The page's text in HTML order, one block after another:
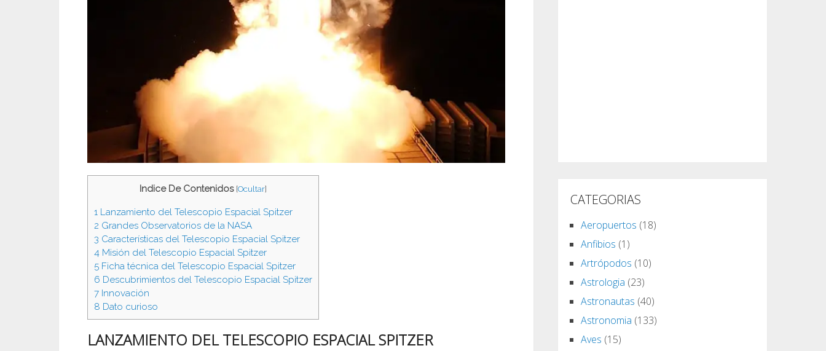
Indice De Contenidos [Ocultar]
1 Lanzamiento del Telescopio Espacial Spitzer
2 Grandes Observatorios de la NASA
3 Características del Telescopio Espacial Spitzer
4 Misión del Telescopio Espacial Spitzer
5 Ficha técnica del Telescopio Espacial Spitzer
6 Descubrimientos del Telescopio Espacial Spitzer
7 Innovación
8 Dato curioso
LANZAMIENTO DEL TELESCOPIO ESPACIAL SPITZER
CATEGORIAS
Aeropuertos (18)
Anfibios (1)
Artrópodos (10)
Astrologia (23)
Astronautas (40)
Astronomia (133)
Aves (15)